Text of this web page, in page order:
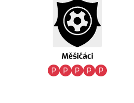
Měšičáci
P
P P P P